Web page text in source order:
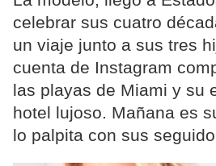
celebrar sus cuatro
un viaje junto a sus tres
cuenta de Instagram
las playas de Miami y su
hotel lujoso. Mañana es
lo palpita con sus